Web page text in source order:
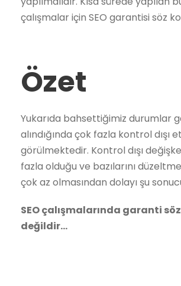
çalışmalar için SEO garantisi söz
Özet
Yukarıda bahsettiğimiz durumlar
alındığında çok fazla kontrol dışı
görülmektedir. Kontrol dışı
fazla olduğu ve bazılarını düzeltme
çok az olmasından dolayı şu
SEO çalışmalarında garanti
değildir…